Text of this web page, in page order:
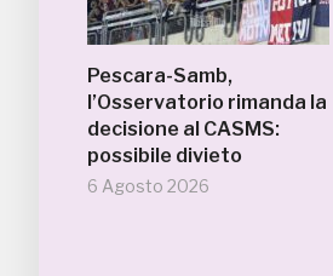
Pescara-Samb,
l’Osservatorio rimanda la
decisione al CASMS:
possibile divieto
6 Agosto 2026